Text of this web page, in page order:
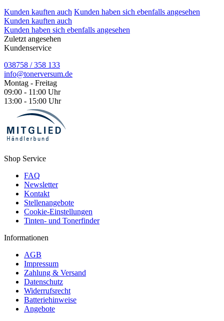
Kunden kauften auch Kunden haben sich ebenfalls angesehen
Kunden kauften auch
Kunden haben sich ebenfalls angesehen
Zuletzt angesehen
Kundenservice
038758 / 358 133
info@tonerversum.de
Montag - Freitag
09:00 - 11:00 Uhr
13:00 - 15:00 Uhr
Shop Service
FAQ
Newsletter
Kontakt
Stellenangebote
Cookie-Einstellungen
Tinten- und Tonerfinder
Informationen
AGB
Impressum
Zahlung & Versand
Datenschutz
Widerrufsrecht
Batteriehinweise
Angebote